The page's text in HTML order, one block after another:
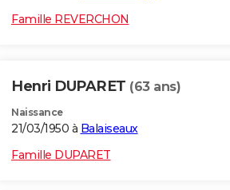
Famille REVERCHON
Henri DUPARET (63 ans)
Naissance
21/03/1950 à Balaiseaux
Famille DUPARET